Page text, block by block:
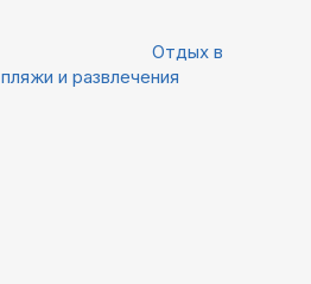
Отдых в
и развлечения